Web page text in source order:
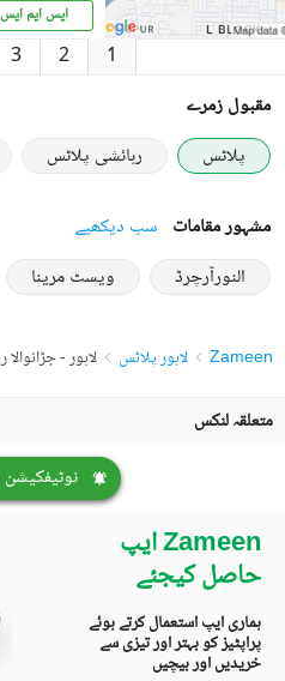
ایس ایم ایس
1
2
3
مقبول زمرے
پلاٹس
رہائشی پلاٹس
مشہور مقامات سب دیکھیے
النورآرچرڈ
ویسٹ مرینا
Zameen لاہور پلاٹس لاہور -
متعلقہ لنکس
Zameen ایپ
حاصل کیجئے
ہماری ایپ استعمال کرتے ہوئے
پراپٹیز کو بہتر اور تیزی سے
خریدیں اور بیچیں